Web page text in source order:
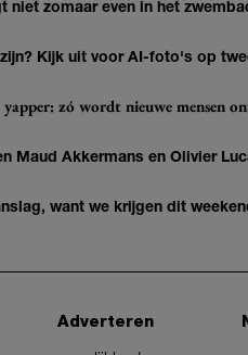
niet zomaar even in het
Kijk uit voor AI-foto's op
yapper: zó wordt nieuwe mensen
Maud Akkermans en Olivier
want we krijgen dit
Adverteren